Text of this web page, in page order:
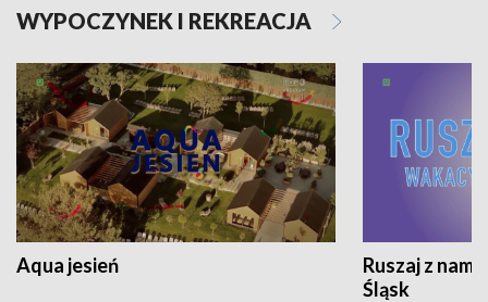
WYPOCZYNEK I REKREACJA
Aqua jesień
Ruszaj z
Śląsk